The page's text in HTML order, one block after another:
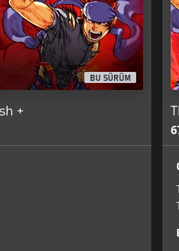
century, the conglomerate PROBE-
in that eastern area. Colossal
Skyscrapers that put the old high-
recreational facilities. This was the
Zone Prime.
sector of its western block, there
BU SÜRÜM
+